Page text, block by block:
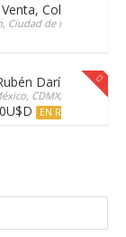
Colonia
Ciudad de México,
Darío /vista Al
CDMX, 11560,
EN RENTA